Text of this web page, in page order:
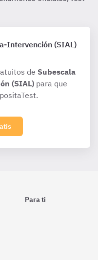
Intervención (SIAL)
de Subescala
(SIAL) para que
Para ti